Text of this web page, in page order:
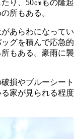
り、50㎝もの隆起
所もある。
あらわになってい
グを積んで応急的
もある。豪雨に襲
損やブルーシート
家が見られる程度